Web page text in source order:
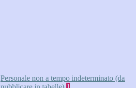
Personale non a tempo indeterminato (da